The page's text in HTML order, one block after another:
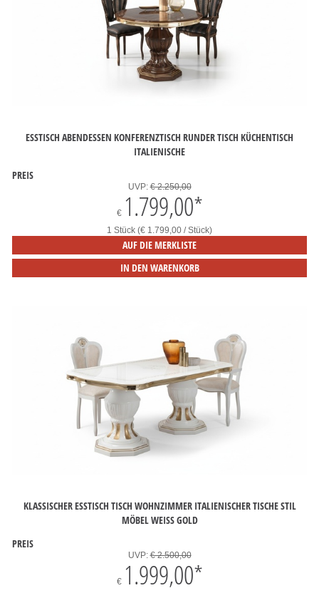
ESSTISCH ABENDESSEN KONFERENZTISCH RUNDER TISCH KÜCHENTISCH
ITALIENISCHE
PREIS
UVP:€ 2.250,00
€ 1.799,00*
1 Stück (€ 1.799,00 / Stück)
AUF DIE MERKLISTE
IN DEN WARENKORB
KLASSISCHER ESSTISCH TISCH WOHNZIMMER ITALIENISCHER TISCHE STIL
MÖBEL WEISS GOLD
PREIS
UVP:€ 2.500,00
€ 1.999,00*